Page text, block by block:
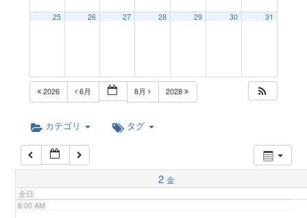
i
25 26 27 28 29 30 31
2026 6月 8月 2028
カテゴリ タグ
2 金
全日
5:00 AM
6:00 AM
7:00 AM
8:00 AM